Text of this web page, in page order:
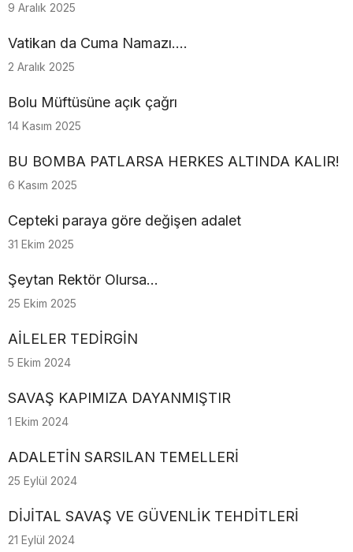
9 Aralık 2025
Vatikan da Cuma Namazı....
2 Aralık 2025
Bolu Müftüsüne açık çağrı
14 Kasım 2025
BU BOMBA PATLARSA HERKES ALTINDA KALIR!
6 Kasım 2025
Cepteki paraya göre değişen adalet
31 Ekim 2025
Şeytan Rektör Olursa…
25 Ekim 2025
AİLELER TEDİRGİN
5 Ekim 2024
SAVAŞ KAPIMIZA DAYANMIŞTIR
1 Ekim 2024
ADALETİN SARSILAN TEMELLERİ
25 Eylül 2024
DİJİTAL SAVAŞ VE GÜVENLİK TEHDİTLERİ
21 Eylül 2024